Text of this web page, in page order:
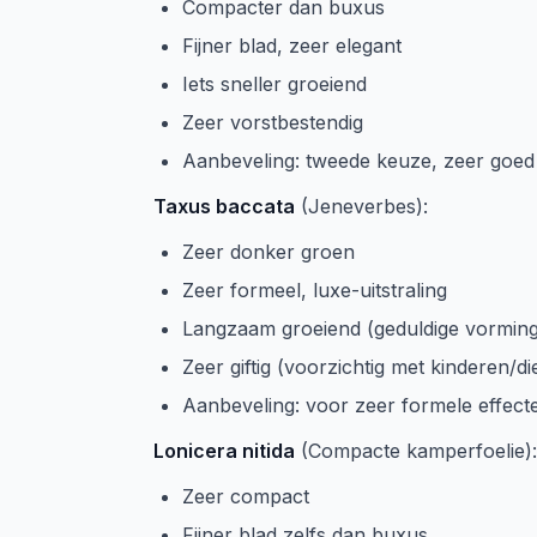
Compacter dan buxus
Fijner blad, zeer elegant
Iets sneller groeiend
Zeer vorstbestendig
Aanbeveling: tweede keuze, zeer goed
Taxus baccata (Jeneverbes):
Zeer donker groen
Zeer formeel, luxe-uitstraling
Langzaam groeiend (geduldige
Zeer giftig (voorzichtig met kinderen/
Aanbeveling: voor zeer formele
Lonicera nitida (Compacte kamperfoelie):
Zeer compact